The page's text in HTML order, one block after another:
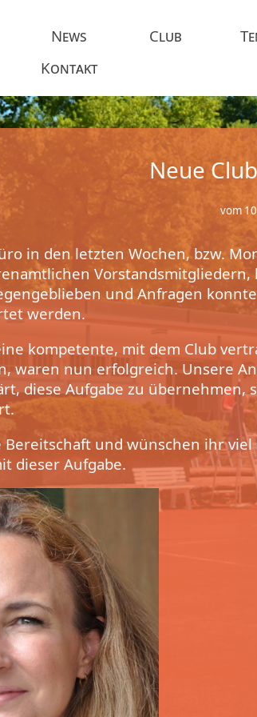
News Club
Kontakt
Neue
vom
in den letzten Wochen, bzw.
Vorstandsmitgliedern,
und Anfragen
werden.
kompetente, mit dem Club
waren nun erfolgreich. Unsere
diese Aufgabe zu übernehmen,
und wünschen ihr viel
dieser Aufgabe.